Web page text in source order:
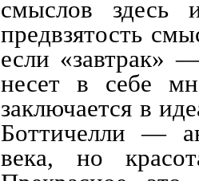
смыслов здесь
предвзятость
если «завтрак»
несет в себе
заключается в
Боттичелли —
века, но